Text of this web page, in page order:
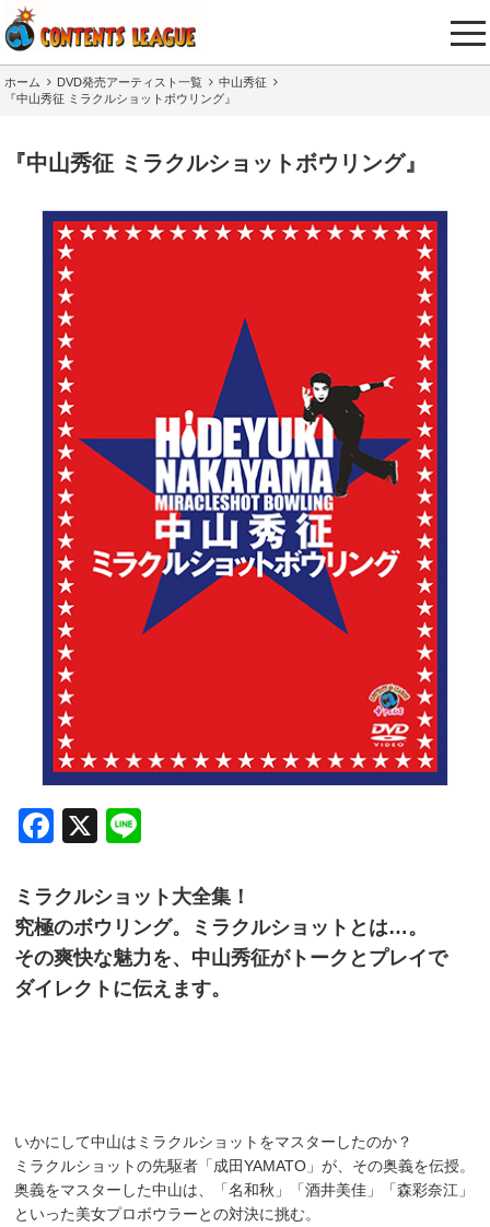
ホーム DVD発売アーティスト一覧
中山秀征
『中山秀征 ミラクルショットボウリング』
『中山秀征 ミラクルショットボウリング』
Facebook
X
ミラクルショット大全集！
究極のボウリング。ミラクルショットとは…。
その爽快な魅力を、中山秀征がトークとプレイで
ダイレクトに伝えます。
いかにして中山はミラクルショットをマスターしたのか？
ミラクルショットの先駆者「成田YAMATO」が、その奥義を伝授。
奥義をマスターした中山は、「名和秋」「酒井美佳」「森彩奈江」
といった美女プロボウラーとの対決に挑む。